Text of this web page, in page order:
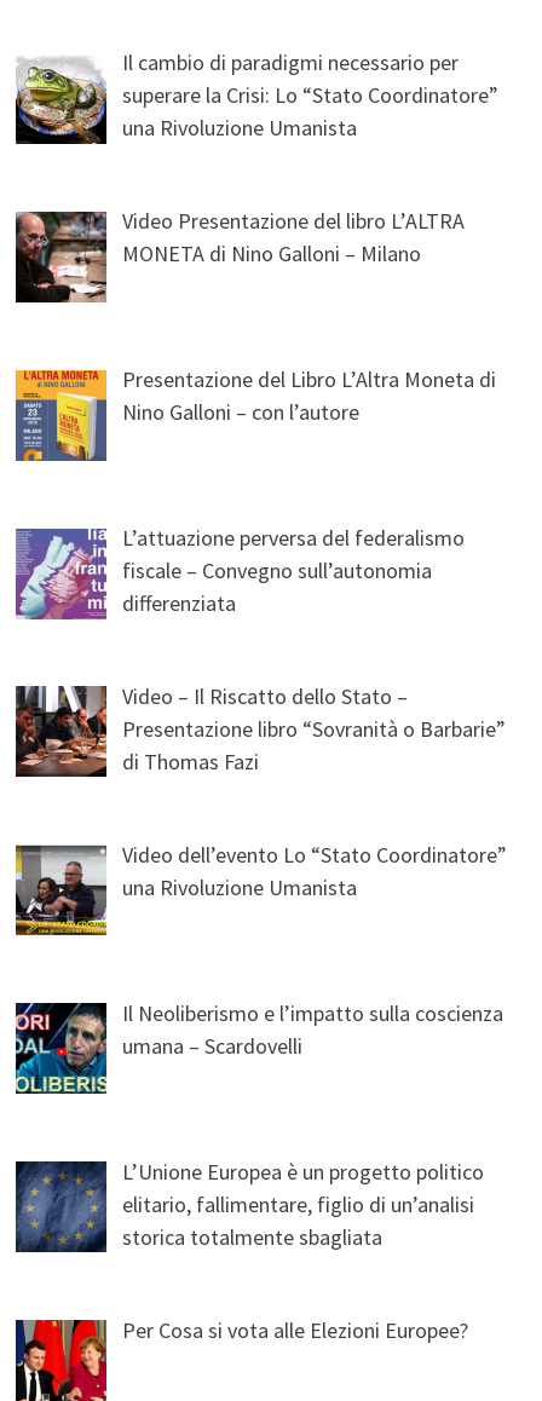
Il cambio di paradigmi necessario per
superare la Crisi: Lo “Stato Coordinatore”
una Rivoluzione Umanista
Video Presentazione del libro L’ALTRA
MONETA di Nino Galloni – Milano
Presentazione del Libro L’Altra Moneta di
Nino Galloni – con l’autore
L’attuazione perversa del federalismo
fiscale – Convegno sull’autonomia
differenziata
Video – Il Riscatto dello Stato –
Presentazione libro “Sovranità o Barbarie”
di Thomas Fazi
Video dell’evento Lo “Stato Coordinatore”
una Rivoluzione Umanista
Il Neoliberismo e l’impatto sulla coscienza
umana – Scardovelli
L’Unione Europea è un progetto politico
elitario, fallimentare, figlio di un’analisi
storica totalmente sbagliata
Per Cosa si vota alle Elezioni Europee?